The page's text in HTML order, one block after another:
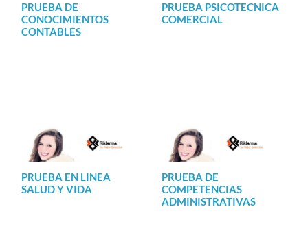
PRUEBA DE
CONOCIMIENTOS
CONTABLES
PRUEBA PSICOTECNICA
COMERCIAL
PRUEBA EN LINEA
SALUD Y VIDA
PRUEBA DE
COMPETENCIAS
ADMINISTRATIVAS